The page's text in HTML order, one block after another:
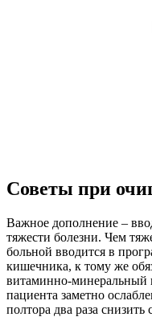
Советы при
Важное дополнение –
тяжести болезни. Чем
больной вводится в
кишечника, к тому же
витаминно-минеральный
пациента заметно
полтора два раза